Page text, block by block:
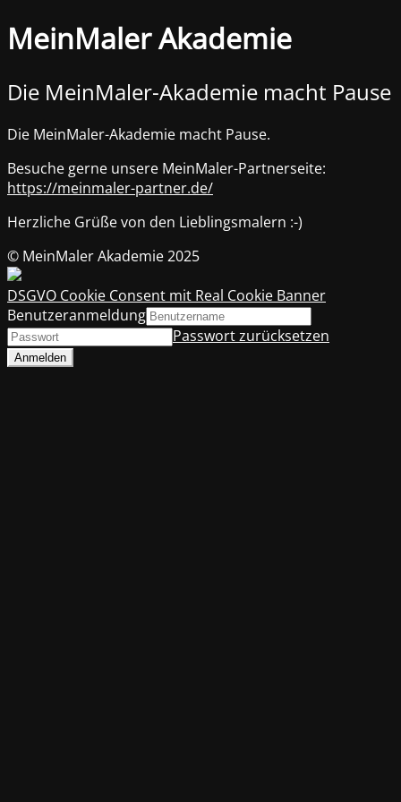
MeinMaler Akademie
Die MeinMaler-Akademie macht Pause
Die MeinMaler-Akademie macht Pause.
Besuche gerne unsere MeinMaler-Partnerseite:
https://meinmaler-partner.de/
Herzliche Grüße von den Lieblingsmalern :-)
© MeinMaler Akademie 2025
DSGVO Cookie Consent mit Real Cookie Banner
Benutzeranmeldung
Passwort zurücksetzen